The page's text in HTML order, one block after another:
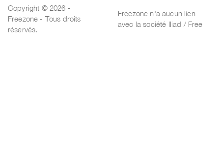
Copyright © 2026 -
Freezone - Tous droits
réservés.
Freezone n'a aucun lien
avec la société Iliad / Free